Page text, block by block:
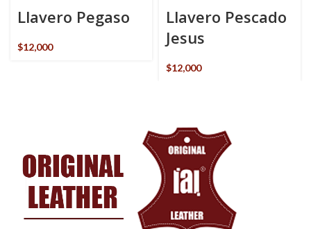
Llavero Pegaso
$12,000
Llavero Pescado
Jesus
$12,000